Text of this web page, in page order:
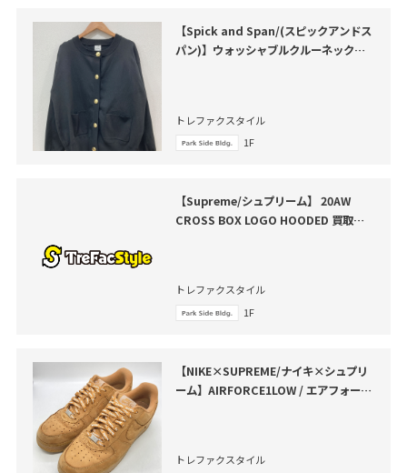
【Spick and Span/(スピックアンドス
パン)】ウォッシャブルクルーネックカ
トレファクスタイル
1F
【Supreme/シュプリーム】 20AW
CROSS BOX LOGO HOODED 買取入
トレファクスタイル
1F
【NIKE×SUPREME/ナイキ×シュプリ
ーム】AIRFORCE1LOW / エアフォース
トレファクスタイル